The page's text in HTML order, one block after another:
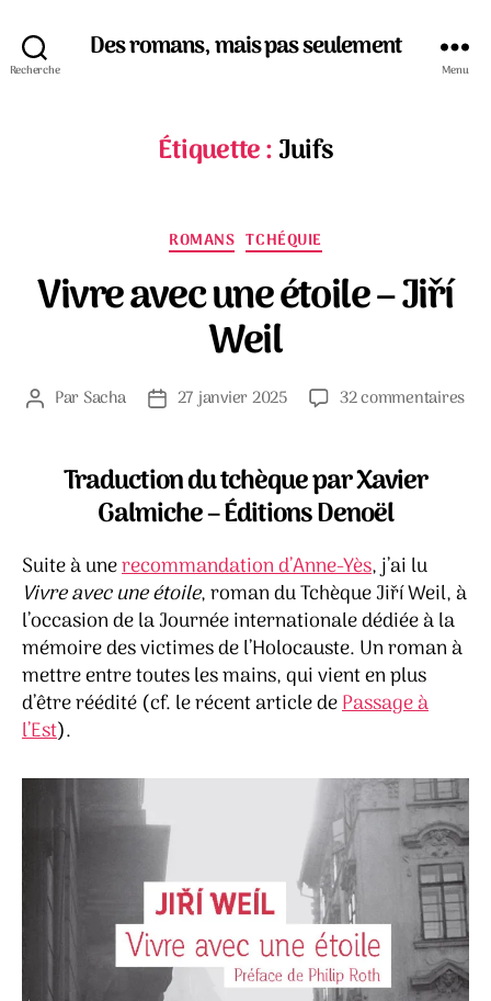
Recherche
Des romans, mais pas seulement
Menu
Étiquette :Juifs
Catégories
ROMANS TCHÉQUIE
Vivre avec une étoile – Jiří
Weil
Auteur
ParSacha
Date27 janvier 2025 32 commentairessur
Traduction du tchèque par Xavier
Galmiche – Éditions Denoël
Suite à unerecommandation d’Anne-Yès, j’ai lu
Vivre avec une étoile, roman du Tchèque Jiří Weil, à
l’occasion de la Journée internationale dédiée à la
mémoire des victimes de l’Holocauste. Un roman à
mettre entre toutes les mains, qui vient en plus
d’être réédité (cf. le récent article dePassage à
l’Est).